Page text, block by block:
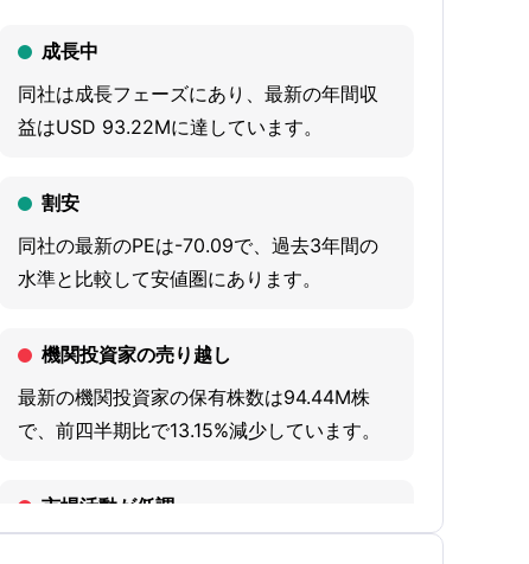
each lending institution to book near-prime
and non-prime automotive loans, coupled
with real-time underwriting of loan default
administrator that adjudicates insurance
claims and premium adjustments on
automotive loans. Its flagship product,
based automotive lending enablement
pricing models that enable automotive
lenders to assess the credit risk of a potential
Company's proprietary risk models project
成長中
同社は成長フェーズにあり、最新の年間収
益はUSD 93.22Mに達しています。
割安
同社の最新のPEは-70.09で、過去3年間の
水準と比較して安値圏にあります。
機関投資家の売り越し
最新の機関投資家の保有株数は94.44M株
で、前四半期比で13.15%減少しています。
市場活動が低調